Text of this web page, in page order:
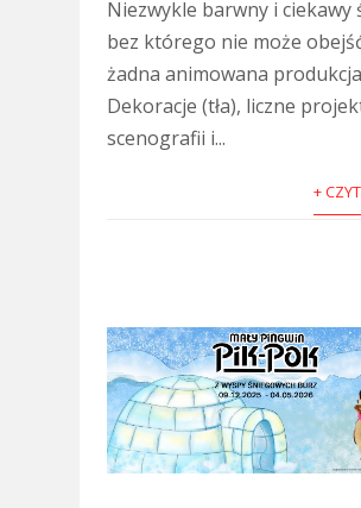
Niezwykle barwny i ciekawy
bez którego nie może
żadna animowana
Dekoracje (tła), liczne
scenografii i...
+